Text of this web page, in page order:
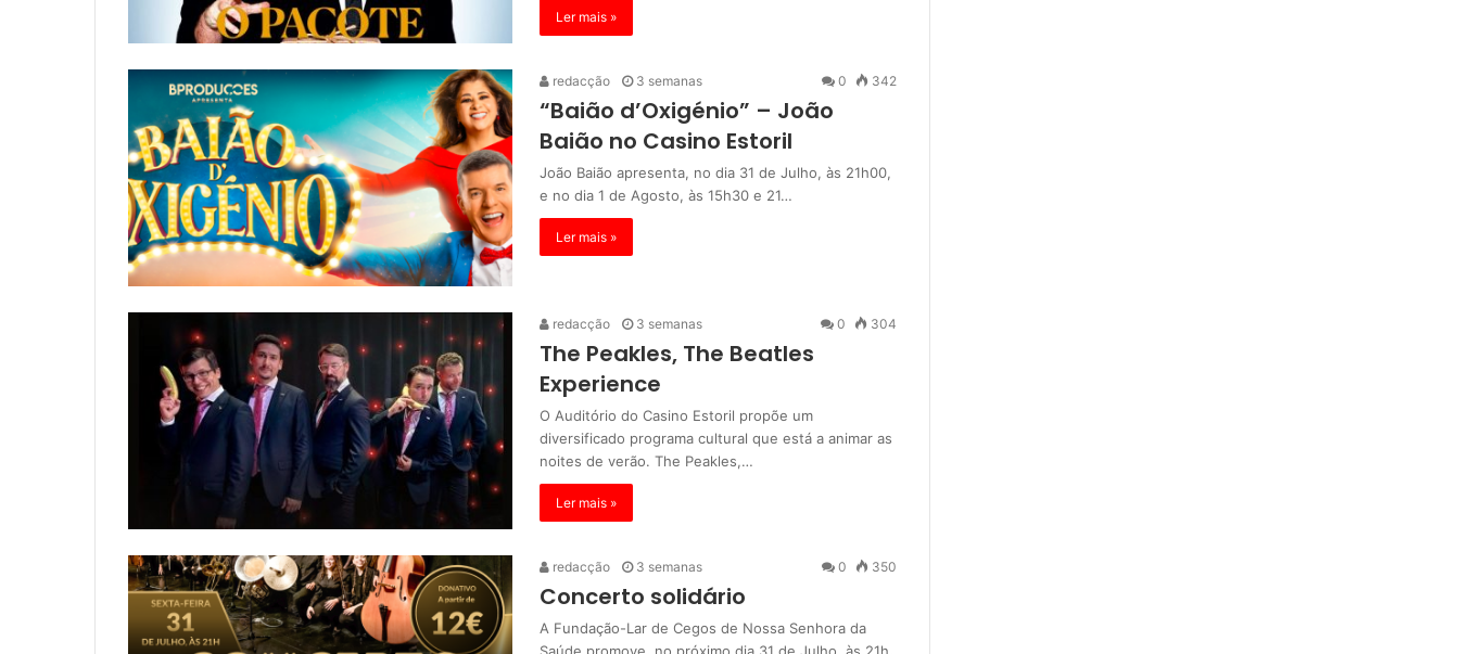
Ler mais »
redacção 3 semanas 0 342
“Baião d’Oxigénio” – João
Baião no Casino Estoril
João Baião apresenta, no dia 31 de Julho, às 21h00,
e no dia 1 de Agosto, às 15h30 e 21…
Ler mais »
redacção 3 semanas 0 304
The Peakles, The Beatles
Experience
O Auditório do Casino Estoril propõe um
diversificado programa cultural que está a animar as
noites de verão. The Peakles,…
Ler mais »
redacção 3 semanas 0 350
Concerto solidário
A Fundação-Lar de Cegos de Nossa Senhora da
Saúde promove, no próximo dia 31 de Julho, às 21h,